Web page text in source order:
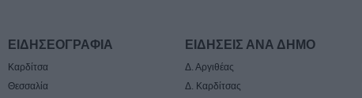
ΕΙΔΗΣΕΟΓΡΑΦΙΑ
Καρδίτσα
Θεσσαλία
ΕΙΔΗΣΕΙΣ ΑΝΑ ΔΗΜΟ
Δ. Αργιθέας
Δ. Καρδίτσας